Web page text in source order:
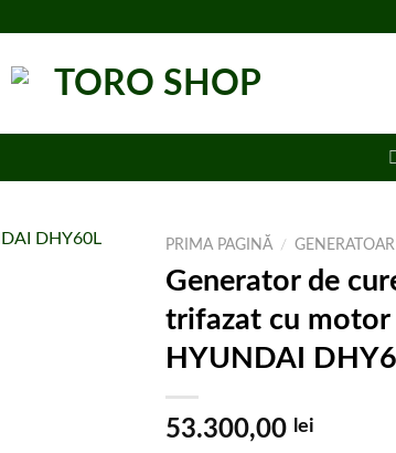
PRIMA PAGINĂ /
Generator de
trifazat cu motor
HYUNDAI
53.300,00 lei